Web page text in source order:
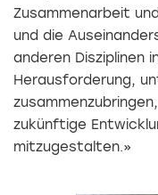
Zusammenarbeit
und die
anderen Disziplinen
Herausforderung,
zukünftige
mitzugestalten.»